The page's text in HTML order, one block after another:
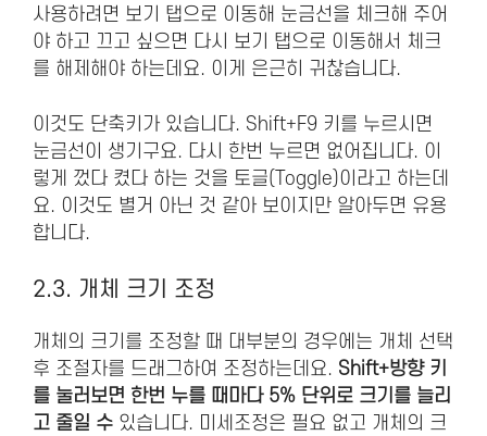
사용하려면 보기 탭으로 이동해 눈금선을 체크해 주어
야 하고 끄고 싶으면 다시 보기 탭으로 이동해서 체크
를 해제해야 하는데요. 이게 은근히 귀찮습니다.
이것도 단축키가 있습니다. Shift+F9 키를 누르시면
눈금선이 생기구요. 다시 한번 누르면 없어집니다. 이
렇게 껐다 켰다 하는 것을 토글(Toggle)이라고 하는데
요. 이것도 별거 아닌 것 같아 보이지만 알아두면 유용
합니다.
2.3. 개체 크기 조정
개체의 크기를 조정할 때 대부분의 경우에는 개체 선택
후 조절자를 드래그하여 조정하는데요. Shift+방향 키
를 눌러보면 한번 누를 때마다 5% 단위로 크기를 늘리
고 줄일 수 있습니다. 미세조정은 필요 없고 개체의 크